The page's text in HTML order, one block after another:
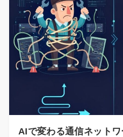
AIで変わる通信ネット